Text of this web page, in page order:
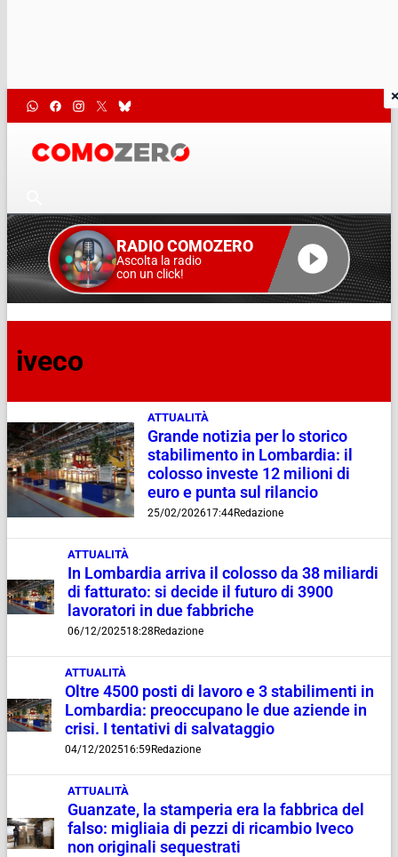
RADIO COMOZERO
Ascolta la radio
con un click!
iveco
ATTUALITÀ
Grande notizia per lo storico
stabilimento in Lombardia: il
colosso investe 12 milioni di
euro e punta sul rilancio
25/02/202617:44Redazione
ATTUALITÀ
In Lombardia arriva il colosso da 38 miliardi
di fatturato: si decide il futuro di 3900
lavoratori in due fabbriche
06/12/202518:28Redazione
ATTUALITÀ
Oltre 4500 posti di lavoro e 3 stabilimenti in
Lombardia: preoccupano le due aziende in
crisi. I tentativi di salvataggio
04/12/202516:59Redazione
ATTUALITÀ
Guanzate, la stamperia era la fabbrica del
falso: migliaia di pezzi di ricambio Iveco
non originali sequestrati